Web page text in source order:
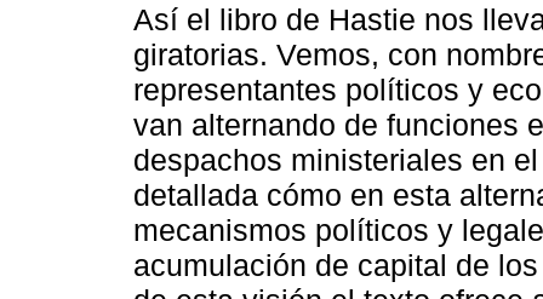
Así el libro de Hastie nos
giratorias. Vemos, con
representantes políticos y
van alternando de funciones
despachos ministeriales en
detallada cómo en esta
mecanismos políticos y
acumulación de capital de